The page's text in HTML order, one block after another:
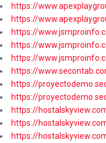
https://
https://
https://
https://
https://
https://
https://
https://
https://
https://
https://